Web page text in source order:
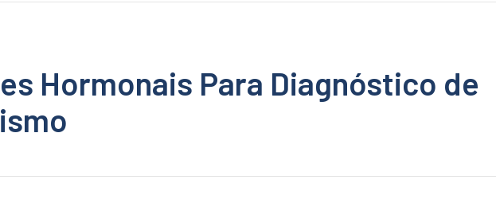
Hormonais Para Diagnóstico de